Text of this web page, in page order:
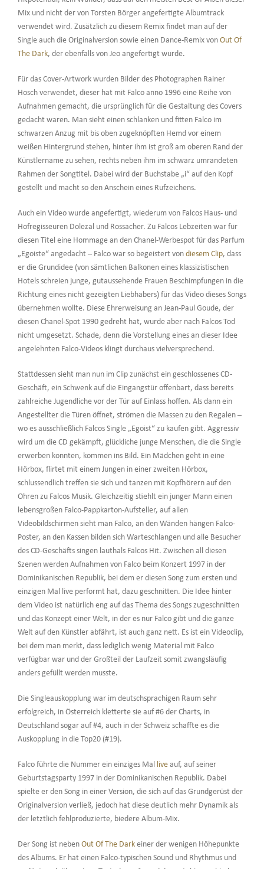
Mix und nicht der von Torsten Börger angefertigte Albumtrack
verwendet wird. Zusätzlich zu diesem Remix findet man auf der
Single auch die Originalversion sowie einen Dance-Remix von Out Of
The Dark, der ebenfalls von Jeo angefertigt wurde.
Für das Cover-Artwork wurden Bilder des Photographen Rainer
Hosch verwendet, dieser hat mit Falco anno 1996 eine Reihe von
Aufnahmen gemacht, die ursprünglich für die Gestaltung des Covers
gedacht waren. Man sieht einen schlanken und fitten Falco im
schwarzen Anzug mit bis oben zugeknöpften Hemd vor einem
weißen Hintergrund stehen, hinter ihm ist groß am oberen Rand der
Künstlername zu sehen, rechts neben ihm im schwarz umrandeten
Rahmen der Songtitel. Dabei wird der Buchstabe „i“ auf den Kopf
gestellt und macht so den Anschein eines Rufzeichens.
Auch ein Video wurde angefertigt, wiederum von Falcos Haus- und
Hofregisseuren Dolezal und Rossacher. Zu Falcos Lebzeiten war für
diesen Titel eine Hommage an den Chanel-Werbespot für das Parfum
„Egoiste“ angedacht – Falco war so begeistert von diesem Clip, dass
er die Grundidee (von sämtlichen Balkonen eines klassizistischen
Hotels schreien junge, gutaussehende Frauen Beschimpfungen in die
Richtung eines nicht gezeigten Liebhabers) für das Video dieses Songs
übernehmen wollte. Diese Ehrerweisung an Jean-Paul Goude, der
diesen Chanel-Spot 1990 gedreht hat, wurde aber nach Falcos Tod
nicht umgesetzt. Schade, denn die Vorstellung eines an dieser Idee
angelehnten Falco-Videos klingt durchaus vielversprechend.
Stattdessen sieht man nun im Clip zunächst ein geschlossenes CD-
Geschäft, ein Schwenk auf die Eingangstür offenbart, dass bereits
zahlreiche Jugendliche vor der Tür auf Einlass hoffen. Als dann ein
Angestellter die Türen öffnet, strömen die Massen zu den Regalen –
wo es ausschließlich Falcos Single „Egoist“ zu kaufen gibt. Aggressiv
wird um die CD gekämpft, glückliche junge Menschen, die die Single
erwerben konnten, kommen ins Bild. Ein Mädchen geht in eine
Hörbox, flirtet mit einem Jungen in einer zweiten Hörbox,
schlussendlich treffen sie sich und tanzen mit Kopfhörern auf den
Ohren zu Falcos Musik. Gleichzeitig stiehlt ein junger Mann einen
lebensgroßen Falco-Pappkarton-Aufsteller, auf allen
Videobildschirmen sieht man Falco, an den Wänden hängen Falco-
Poster, an den Kassen bilden sich Warteschlangen und alle Besucher
des CD-Geschäfts singen lauthals Falcos Hit. Zwischen all diesen
Szenen werden Aufnahmen von Falco beim Konzert 1997 in der
Dominikanischen Republik, bei dem er diesen Song zum ersten und
einzigen Mal live performt hat, dazu geschnitten. Die Idee hinter
dem Video ist natürlich eng auf das Thema des Songs zugeschnitten
und das Konzept einer Welt, in der es nur Falco gibt und die ganze
Welt auf den Künstler abfährt, ist auch ganz nett. Es ist ein Videoclip,
bei dem man merkt, dass lediglich wenig Material mit Falco
verfügbar war und der Großteil der Laufzeit somit zwangsläufig
anders gefüllt werden musste.
Die Singleauskopplung war im deutschsprachigen Raum sehr
erfolgreich, in Österreich kletterte sie auf #6 der Charts, in
Deutschland sogar auf #4, auch in der Schweiz schaffte es die
Auskopplung in die Top20 (#19).
Falco führte die Nummer ein einziges Mal liveauf, auf seiner
Geburtstagsparty 1997 in der Dominikanischen Republik. Dabei
spielte er den Song in einer Version, die sich auf das Grundgerüst der
Originalversion verließ, jedoch hat diese deutlich mehr Dynamik als
der letztlich fehlproduzierte, biedere Album-Mix.
Der Song ist neben Out Of The Darkeiner der wenigen Höhepunkte
des Albums. Er hat einen Falco-typischen Sound und Rhythmus und